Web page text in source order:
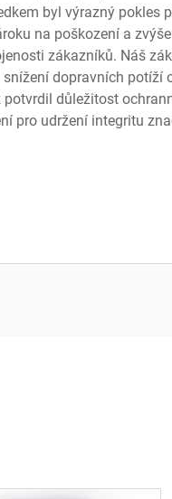
byl výrazný pokles
na poškození a
zákazníků. Náš
dopravních potíží
potvrdil důležitost
pro udržení integritu